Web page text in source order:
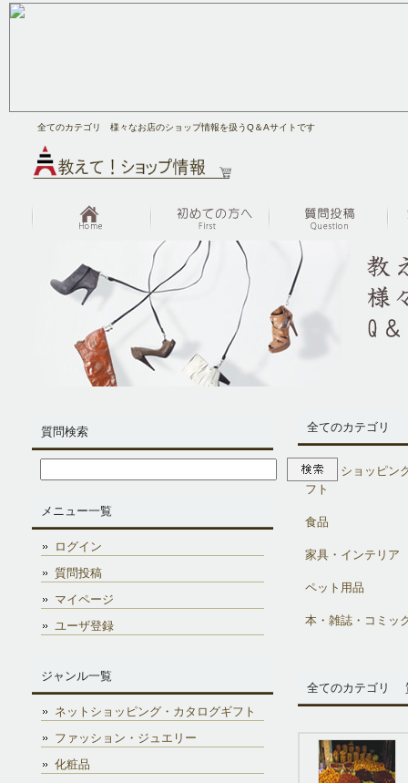
全てのカテゴリ 様々なお店のショップ情報を扱うQ＆Aサイトです
全てのカテゴリ
ネットショッピン
フト
食品
家具・インテリア
ペット用品
本・雑誌・コミッ
全てのカテゴリ
質問検索
メニュー一覧
ログイン
質問投稿
マイページ
ユーザ登録
ジャンル一覧
ネットショッピング・カタログギフト
ファッション・ジュエリー
化粧品